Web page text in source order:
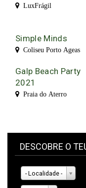
LuxFrágil
Simple Minds
Coliseu Porto Ageas
Galp Beach Party
2021
Praia do Aterro
DESCOBRE O
- Localidade -